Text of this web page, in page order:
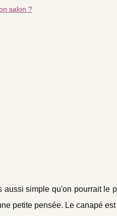
salon ?
aussi simple qu'on pourrait
petite pensée. Le canapé